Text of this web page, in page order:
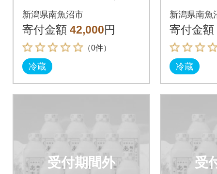
つくったあまさけ(82
5g×12本)
新潟県南魚沼市
寄付金額 42,000円
（0件）
冷蔵
つくっ
5g×12本
新潟県南魚
寄付金額
冷蔵
受付期間外 受